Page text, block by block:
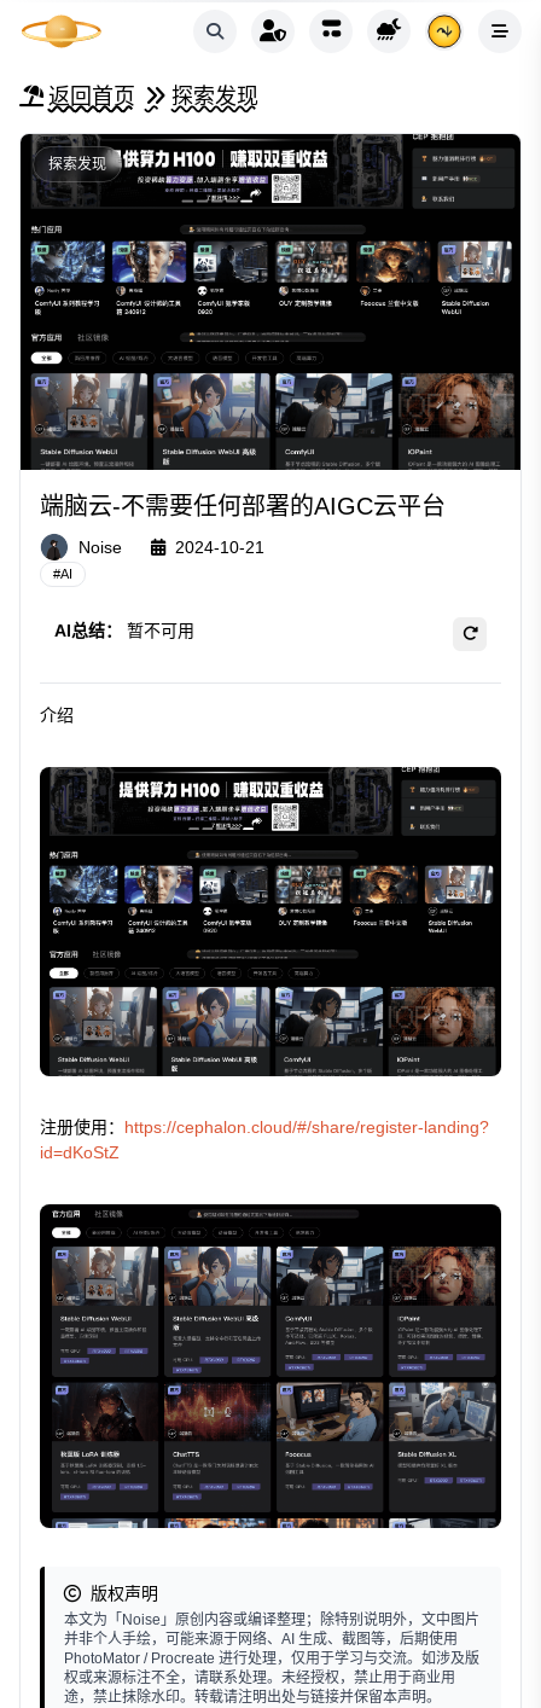
返回首页 探索发现
探索发现
端脑云-不需要任何部署的AIGC云平台
Noise 2024-10-21
#AI
AI总结： 暂不可用
介绍
注册使用： https://cephalon.cloud/#/share/register-landing?
id=dKoStZ
版权声明
本文为「Noise」原创内容或编译整理；除特别说明外，文中图片
并非个人手绘，可能来源于网络、AI 生成、截图等，后期使用
PhotoMator / Procreate 进行处理，仅用于学习与交流。如涉及版
权或来源标注不全，请联系处理。未经授权，禁止用于商业用
途，禁止抹除水印。转载请注明出处与链接并保留本声明。